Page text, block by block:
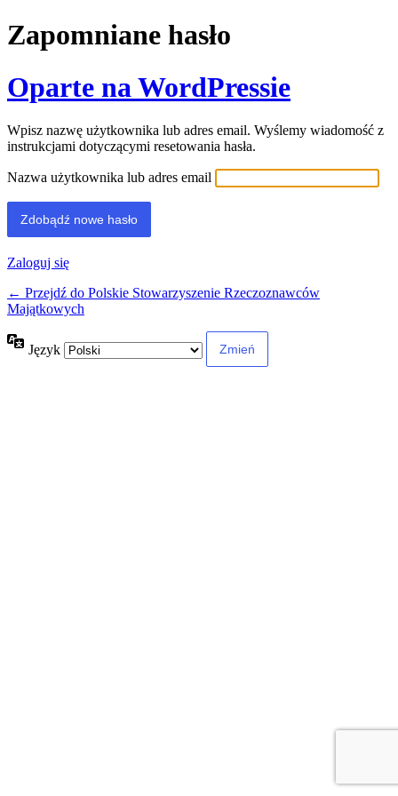
Zapomniane hasło
Oparte na WordPressie
Wpisz nazwę użytkownika lub adres email. Wyślemy wiadomość z
instrukcjami dotyczącymi resetowania hasła.
Nazwa użytkownika lub adres email
Zaloguj się
← Przejdź do Polskie Stowarzyszenie Rzeczoznawców
Majątkowych
Język